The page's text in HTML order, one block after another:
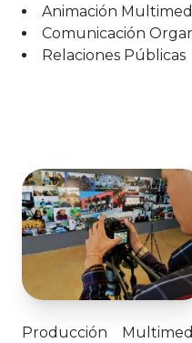
Animación
Comunicación
Relaciones Públicas
Producción